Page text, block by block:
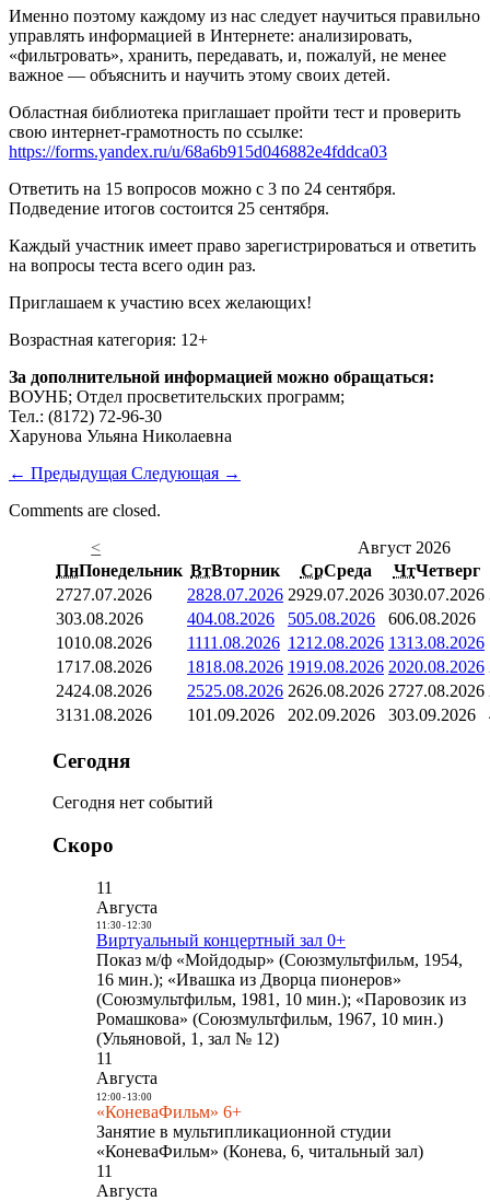
Именно поэтому каждому из нас следует научиться правильно
управлять информацией в Интернете: анализировать,
«фильтровать», хранить, передавать, и, пожалуй, не менее
важное — объяснить и научить этому своих детей.
Областная библиотека приглашает пройти тест и проверить
свою интернет-грамотность по ссылке:
https://forms.yandex.ru/u/68a6b915d046882e4fddca03
Ответить на 15 вопросов можно с 3 по 24 сентября.
Подведение итогов состоится 25 сентября.
Каждый участник имеет право зарегистрироваться и ответить
на вопросы теста всего один раз.
Приглашаем к участию всех желающих!
Возрастная категория: 12+
За дополнительной информацией можно обращаться:
ВОУНБ; Отдел просветительских программ;
Тел.: (8172) 72-96-30
Харунова Ульяна Николаевна
← Предыдущая Следующая →
Comments are closed.
<
Август 2026
ПнПонедельник ВтВторник СрСреда ЧтЧетверг
2727.07.2026 2828.07.2026 2929.07.2026 3030.07.2026
303.08.2026 404.08.2026 505.08.2026 606.08.2026
1010.08.2026 1111.08.2026 1212.08.2026 1313.08.2026
1717.08.2026 1818.08.2026 1919.08.2026 2020.08.2026
2424.08.2026 2525.08.2026 2626.08.2026 2727.08.2026
3131.08.2026 101.09.2026 202.09.2026 303.09.2026
Сегодня
Сегодня нет событий
Скоро
11
Августа
11:30- 12:30
Виртуальный концертный зал 0+
Показ м/ф «Мойдодыр» (Союзмультфильм, 1954,
16 мин.); «Ивашка из Дворца пионеров»
(Союзмультфильм, 1981, 10 мин.); «Паровозик из
Ромашкова» (Союзмультфильм, 1967, 10 мин.)
(Ульяновой, 1, зал № 12)
11
Августа
12:00- 13:00
«КоневаФильм» 6+
Занятие в мультипликационной студии
«КоневаФильм» (Конева, 6, читальный зал)
11
Августа